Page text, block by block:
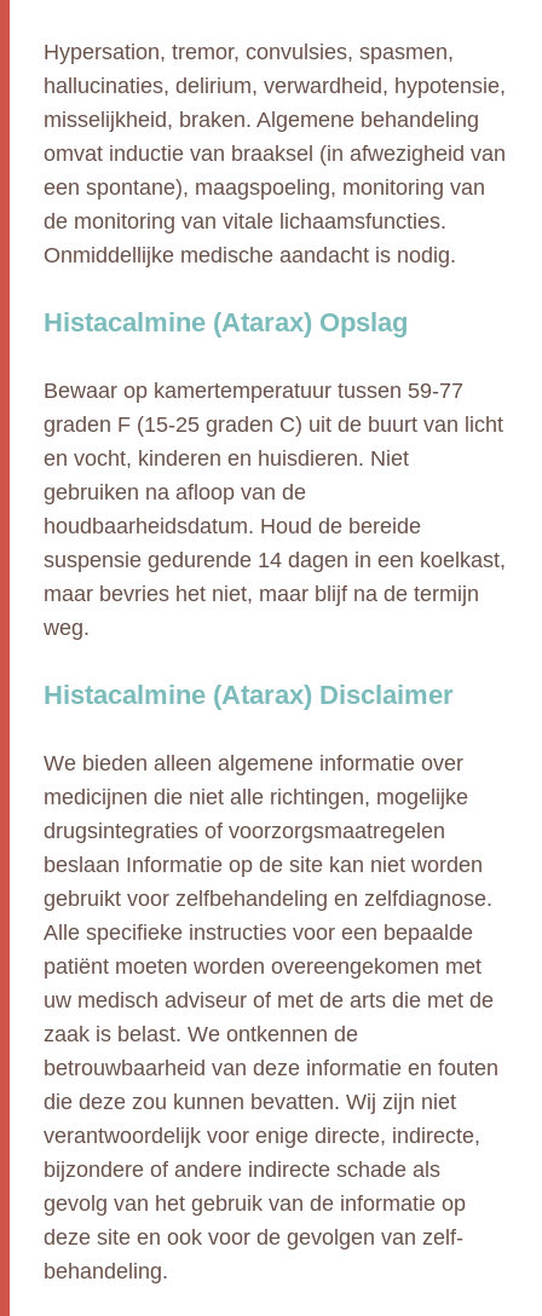
Hypersation, tremor, convulsies, spasmen,
hallucinaties, delirium, verwardheid, hypotensie,
misselijkheid, braken. Algemene behandeling
omvat inductie van braaksel (in afwezigheid van
een spontane), maagspoeling, monitoring van
de monitoring van vitale lichaamsfuncties.
Onmiddellijke medische aandacht is nodig.
Histacalmine (Atarax) Opslag
Bewaar op kamertemperatuur tussen 59-77
graden F (15-25 graden C) uit de buurt van licht
en vocht, kinderen en huisdieren. Niet
gebruiken na afloop van de
houdbaarheidsdatum. Houd de bereide
suspensie gedurende 14 dagen in een koelkast,
maar bevries het niet, maar blijf na de termijn
weg.
Histacalmine (Atarax) Disclaimer
We bieden alleen algemene informatie over
medicijnen die niet alle richtingen, mogelijke
drugsintegraties of voorzorgsmaatregelen
beslaan Informatie op de site kan niet worden
gebruikt voor zelfbehandeling en zelfdiagnose.
Alle specifieke instructies voor een bepaalde
patiënt moeten worden overeengekomen met
uw medisch adviseur of met de arts die met de
zaak is belast. We ontkennen de
betrouwbaarheid van deze informatie en fouten
die deze zou kunnen bevatten. Wij zijn niet
verantwoordelijk voor enige directe, indirecte,
bijzondere of andere indirecte schade als
gevolg van het gebruik van de informatie op
deze site en ook voor de gevolgen van zelf-
behandeling.